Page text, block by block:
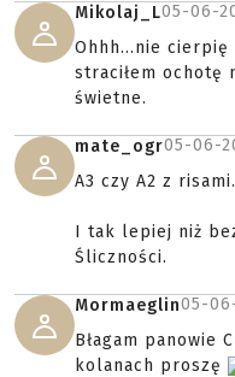
Mikolaj_L05-06-
Ohhh...nie
straciłem ochotę
świetne.
mate_ogr05-06-
A3 czy A2 z
I tak lepiej niż
Śliczności.
Mormaeglin05-
Błagam panowie
kolanach proszę